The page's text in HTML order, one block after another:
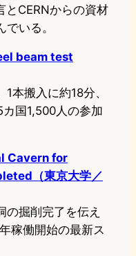
とCERNからの資材
いる。
beam test
本搬入に約18分、
国1,500人の参加
Cavern for
（東京大学／
の掘削完了を伝え
稼働開始の最新ス